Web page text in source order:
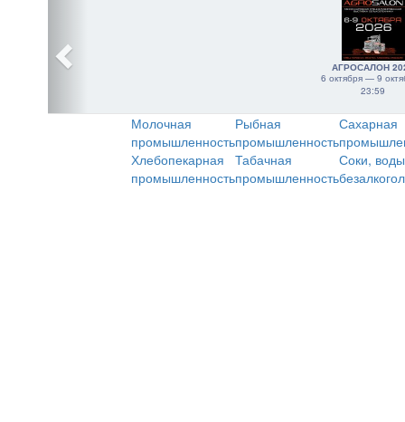
АГРОСАЛОН
6 октября — 9
23:59
Молочная
промышленность
Рыбная
промышленность
Сахарная
Хлебопекарная
промышленность
Табачная
промышленность
Соки,